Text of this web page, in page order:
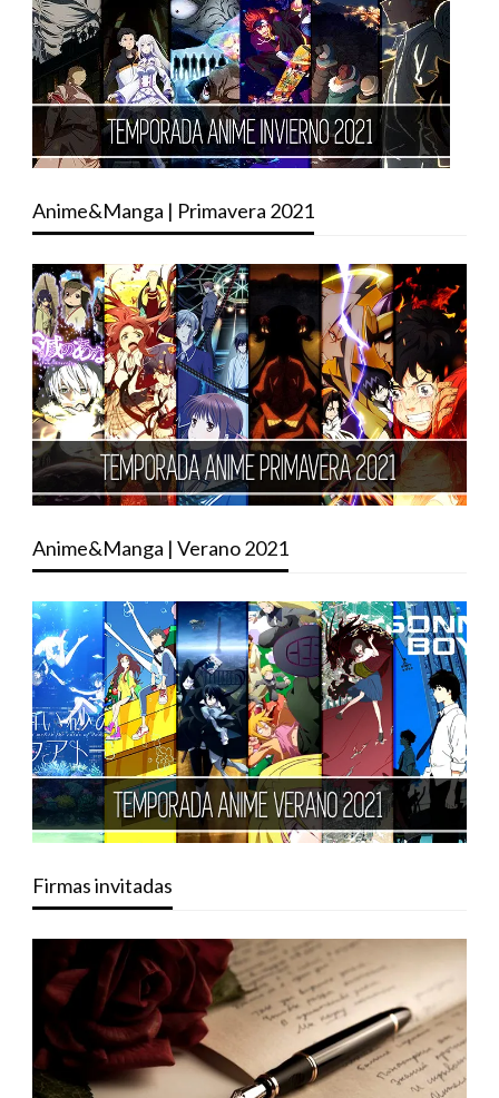
Anime&Manga | Primavera 2021
Anime&Manga | Verano 2021
Firmas invitadas